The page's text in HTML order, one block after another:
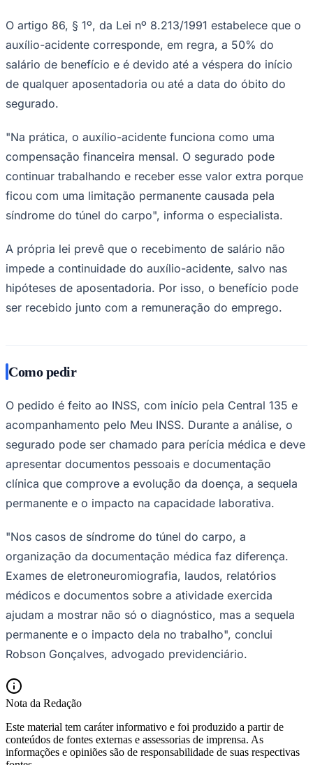
O artigo 86, § 1º, da Lei nº 8.213/1991 estabelece que o
auxílio-acidente corresponde, em regra, a 50% do
salário de benefício e é devido até a véspera do início
de qualquer aposentadoria ou até a data do óbito do
segurado.
"Na prática, o auxílio-acidente funciona como uma
compensação financeira mensal. O segurado pode
continuar trabalhando e receber esse valor extra porque
ficou com uma limitação permanente causada pela
síndrome do túnel do carpo", informa o especialista.
A própria lei prevê que o recebimento de salário não
impede a continuidade do auxílio-acidente, salvo nas
hipóteses de aposentadoria. Por isso, o benefício pode
ser recebido junto com a remuneração do emprego.
Como pedir
O pedido é feito ao INSS, com início pela Central 135 e
acompanhamento pelo Meu INSS. Durante a análise, o
segurado pode ser chamado para perícia médica e deve
apresentar documentos pessoais e documentação
clínica que comprove a evolução da doença, a sequela
permanente e o impacto na capacidade laborativa.
"Nos casos de síndrome do túnel do carpo, a
organização da documentação médica faz diferença.
Exames de eletroneuromiografia, laudos, relatórios
médicos e documentos sobre a atividade exercida
ajudam a mostrar não só o diagnóstico, mas a sequela
permanente e o impacto dela no trabalho", conclui
Robson Gonçalves, advogado previdenciário.
Nota da Redação
Este material tem caráter informativo e foi produzido a partir de
conteúdos de fontes externas e assessorias de imprensa. As
informações e opiniões são de responsabilidade de suas respectivas